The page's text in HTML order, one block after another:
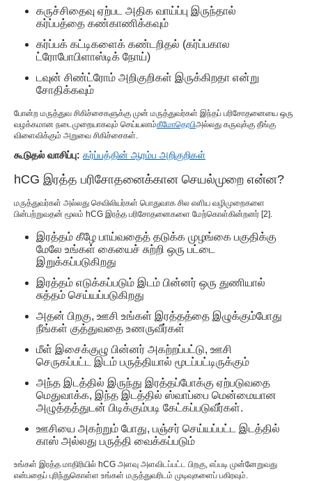
கருச்சிதைவு ஏற்பட அதிக வாய்ப்பு இருந்தால்
கர்ப்பத்தை கண்காணிக்கவும்
கர்ப்பக் கட்டிகளைக் கண்டறிதல் (கர்ப்பகால
ட்ரோபோபிளாஸ்டிக் நோய்)
டவுன் சிண்ட்ரோம் அறிகுறிகள் இருக்கிறதா என்று
சோதிக்கவும்
போன்ற மருத்துவ சிகிச்சைகளுக்கு முன் மருத்துவர்கள் இந்தப் பரிசோதனையை ஒரு
வழக்கமான நடைமுறையாகவும் செய்யலாம்கீமோதெரபிஅல்லது கருவுக்கு தீங்கு
விளைவிக்கும் அறுவை சிகிச்சைகள்.
கூடுதல் வாசிப்பு: கர்ப்பத்தின் ஆரம்ப அறிகுறிகள்
hCG இரத்த பரிசோதனைக்கான செயல்முறை என்ன?
மருத்துவர்கள் அல்லது செவிலியர்கள் பொதுவாக சில எளிய வழிமுறைகளை
பின்பற்றுவதன் மூலம் hCG இரத்த பரிசோதனைகளை மேற்கொள்கின்றனர் [2].
இரத்தம் கீழே பாய்வதைத் தடுக்க முழங்கை பகுதிக்கு
மேலே உங்கள் கையைச் சுற்றி ஒரு பட்டை
இறுக்கப்படுகிறது
இரத்தம் எடுக்கப்படும் இடம் பின்னர் ஒரு துணியால்
சுத்தம் செய்யப்படுகிறது
அதன் பிறகு, ஊசி உங்கள் இரத்தத்தை இழுக்கும்போது
நீங்கள் குத்துவதை உணருவீர்கள்
மீள் இசைக்குழு பின்னர் அகற்றப்பட்டு, ஊசி
செருகப்பட்ட இடம் பருத்தியால் மூடப்பட்டிருக்கும்
அந்த இடத்தில் இருந்து இரத்தப்போக்கு ஏற்படுவதை
மெதுவாக்க, இந்த இடத்தில் ஸ்வாப்பை மென்மையான
அழுத்தத்துடன் பிடிக்கும்படி கேட்கப்படுவீர்கள்.
ஊசியை அகற்றும் போது, ​​பஞ்சர் செய்யப்பட்ட இடத்தில்
காஸ் அல்லது பருத்தி வைக்கப்படும்
உங்கள் இரத்த மாதிரியில் hCG அளவு அளவிடப்பட்ட பிறகு, எப்படி முன்னேறுவது
என்பதைப் புரிந்துகொள்ள உங்கள் மருத்துவரிடம் முடிவுகளைப் பகிரவும்.